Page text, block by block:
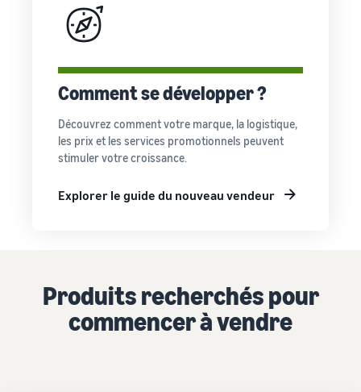
Comment se développer ?
Découvrez comment votre marque, la logistique,
les prix et les services promotionnels peuvent
stimuler votre croissance.
Explorer le guide du nouveau vendeur
Produits recherchés pour
commencer à vendre